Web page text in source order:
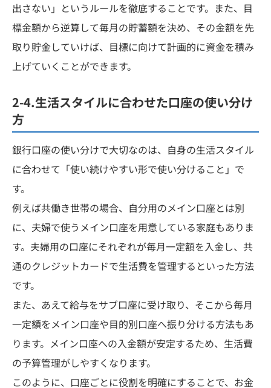
出さない」というルールを徹底することです。また、目
標金額から逆算して毎月の貯蓄額を決め、その金額を先
取り貯金していけば、目標に向けて計画的に資金を積み
上げていくことができます。
2-4.生活スタイルに合わせた口座の使い分け
方
銀行口座の使い分けで大切なのは、自身の生活スタイル
に合わせて「使い続けやすい形で使い分けること」で
す。
例えば共働き世帯の場合、自分用のメイン口座とは別
に、夫婦で使うメイン口座を用意している家庭もありま
す。夫婦用の口座にそれぞれが毎月一定額を入金し、共
通のクレジットカードで生活費を管理するといった方法
です。
また、あえて給与をサブ口座に受け取り、そこから毎月
一定額をメイン口座や目的別口座へ振り分ける方法もあ
ります。メイン口座への入金額が安定するため、生活費
の予算管理がしやすくなります。
このように、口座ごとに役割を明確にすることで、お金